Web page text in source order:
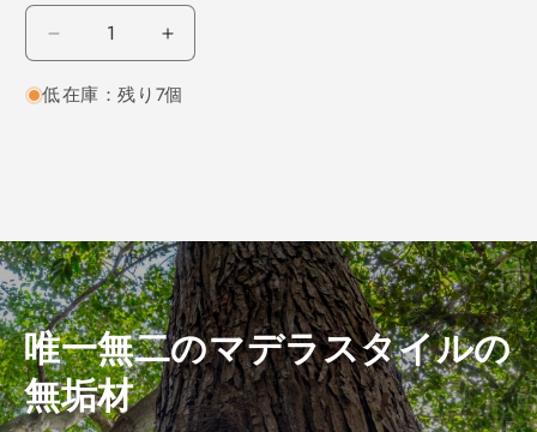
ド
目
300×3×110
（仕
上
げ
加
工
レ
ド
目
300×3×110
（仕
上
げ
加
工
低在庫：残り7個
唯一無二のマデラスタイルの
無垢材